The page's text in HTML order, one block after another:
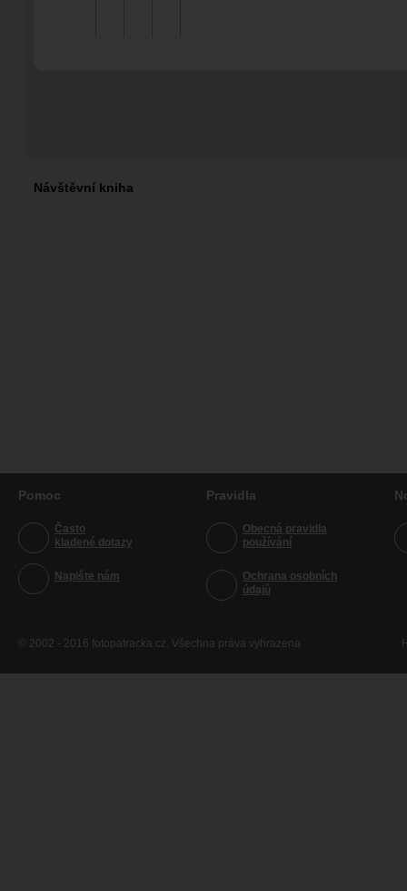
Návštěvní kniha
Pomoc
Často
kladené dotazy
Napište nám
Pravidla
Obecná pravidla
používání
Ochrana osobních
údajů
© 2002 - 2016 fotopatracka.cz. Všechna práva vyhrazena